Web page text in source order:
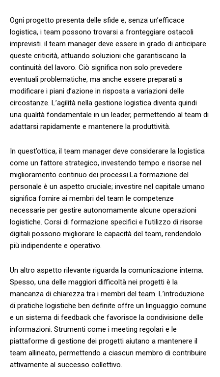
Ogni progetto presenta delle sfide e,​ senza ⁤un’efficace‌
logistica, i ⁤team possono trovarsi a fronteggiare ostacoli
imprevisti.​ il team manager ⁢deve ⁤essere in grado di anticipare
queste criticità, attuando soluzioni che garantiscano la
continuità ‍del lavoro. ⁢Ciò significa non solo prevedere
⁣eventuali problematiche, ma anche essere⁣ preparati a
‌modificare​ i piani ⁣d’azione in risposta​ a variazioni delle
circostanze. L’agilità nella gestione logistica diventa quindi
una qualità fondamentale in un⁤ leader, permettendo al team di
‌adattarsi rapidamente e mantenere​ la produttività.
In ​quest’ottica, ⁣il team ⁢manager deve ‍considerare la logistica
come ⁣un fattore strategico, investendo tempo e risorse ⁣nel
miglioramento continuo‌ dei processi.La formazione del
personale ⁣è un aspetto cruciale; investire nel capitale umano
significa fornire‌ ai membri ‌del team le ‍competenze
necessarie ​per gestire ​autonomamente alcune operazioni
logistiche. Corsi di formazione specifici e ⁢l’utilizzo di risorse
digitali ⁣possono ‌migliorare ⁢le capacità del team, rendendolo
‌più​ indipendente‌ e operativo.
Un altro aspetto rilevante riguarda la ⁣comunicazione⁢ interna.
Spesso, una⁣ delle maggiori‌ difficoltà nei ​progetti è la
mancanza ⁣di​ chiarezza tra i‍ membri ‍del team. L’introduzione⁤
di pratiche⁢ logistiche⁤ ben definite offre un linguaggio comune
e un ⁣sistema di feedback che favorisce ⁤la ‌condivisione delle
informazioni. Strumenti come i meeting⁣ regolari⁢ e le
piattaforme di⁣ gestione dei progetti aiutano a mantenere il
team ⁣allineato, permettendo⁣ a ciascun membro di contribuire
⁤attivamente al successo‍ collettivo.